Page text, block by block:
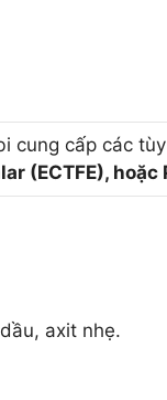
cung cấp các
(ECTFE), hoặc
axit nhẹ.